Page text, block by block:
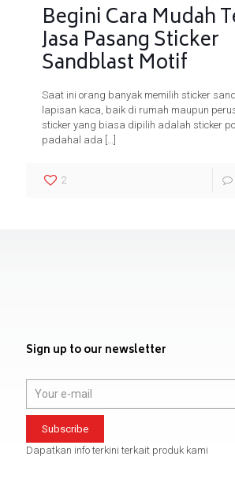
Begini Cara Mudah
Jasa Pasang Sticker
Sandblast Motif
Saat ini orang banyak memilih sticker
lapisan kaca, baik di rumah maupun
sticker yang biasa dipilih adalah sticker
padahal ada […]
2
Sign up to our newsletter
Dapatkan info terkini terkait produk kami